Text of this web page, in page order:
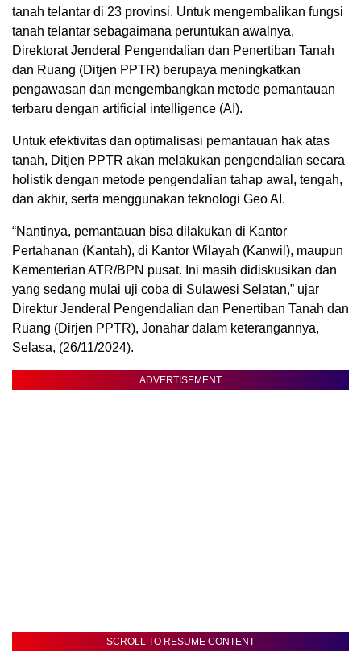
tanah telantar di 23 provinsi. Untuk mengembalikan fungsi
tanah telantar sebagaimana peruntukan awalnya,
Direktorat Jenderal Pengendalian dan Penertiban Tanah
dan Ruang (Ditjen PPTR) berupaya meningkatkan
pengawasan dan mengembangkan metode pemantauan
terbaru dengan artificial intelligence (AI).
Untuk efektivitas dan optimalisasi pemantauan hak atas
tanah, Ditjen PPTR akan melakukan pengendalian secara
holistik dengan metode pengendalian tahap awal, tengah,
dan akhir, serta menggunakan teknologi Geo AI.
“Nantinya, pemantauan bisa dilakukan di Kantor
Pertahanan (Kantah), di Kantor Wilayah (Kanwil), maupun
Kementerian ATR/BPN pusat. Ini masih didiskusikan dan
yang sedang mulai uji coba di Sulawesi Selatan,” ujar
Direktur Jenderal Pengendalian dan Penertiban Tanah dan
Ruang (Dirjen PPTR), Jonahar dalam keterangannya,
Selasa, (26/11/2024).
ADVERTISEMENT
SCROLL TO RESUME CONTENT